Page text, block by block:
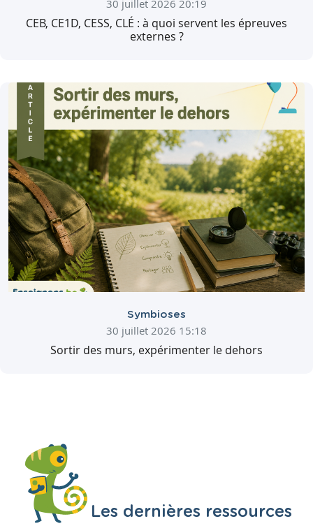
30 juillet 2026 20:19
CEB, CE1D, CESS, CLÉ : à quoi servent les épreuves
externes ?
Symbioses
30 juillet 2026 15:18
Sortir des murs, expérimenter le dehors
Les dernières ressources